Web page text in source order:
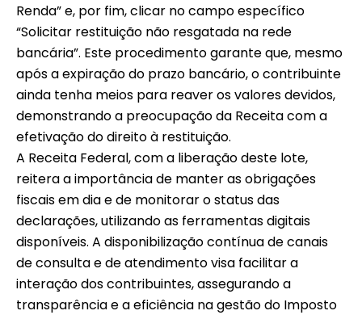
Renda” e, por fim, clicar no campo específico
“Solicitar restituição não resgatada na rede
bancária”. Este procedimento garante que, mesmo
após a expiração do prazo bancário, o contribuinte
ainda tenha meios para reaver os valores devidos,
demonstrando a preocupação da Receita com a
efetivação do direito à restituição.
A Receita Federal, com a liberação deste lote,
reitera a importância de manter as obrigações
fiscais em dia e de monitorar o status das
declarações, utilizando as ferramentas digitais
disponíveis. A disponibilização contínua de canais
de consulta e de atendimento visa facilitar a
interação dos contribuintes, assegurando a
transparência e a eficiência na gestão do Imposto